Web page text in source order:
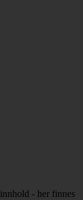
- her finnes